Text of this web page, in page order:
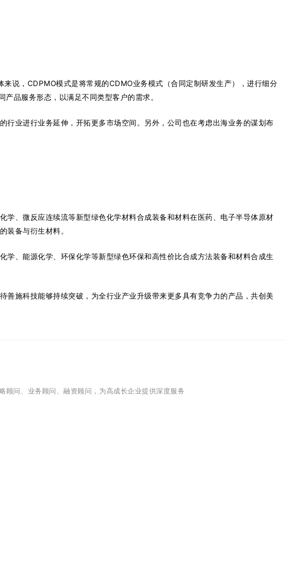
来说，CDPMO模式是将常规的CDMO业务模式（合同定制研发生产），进行细分
品服务形态，以满足不同类型客户的需求。
业进行业务延伸，开拓更多市场空间。另外，公司也在考虑出海业务的谋划布
、微反应连续流等新型绿色化学材料合成装备和材料在医药、电子半导体原材
装备与衍生材料。
、能源化学、环保化学等新型绿色环保和高性价比合成方法装备和材料合成生
施科技能够持续突破，为全行业产业升级带来更多具有竞争力的产品，共创美
问、业务顾问、融资顾问，为高成长企业提供深度服务